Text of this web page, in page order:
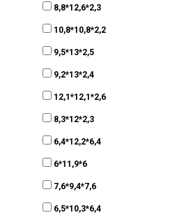
8,8*12,6*2,3
10,8*10,8*2,2
9,5*13*2,5
9,2*13*2,4
12,1*12,1*2,6
8,3*12*2,3
6,4*12,2*6,4
6*11,9*6
7,6*9,4*7,6
6,5*10,3*6,4